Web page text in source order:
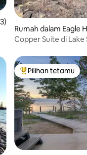
purata 4.98 daripada 5,
Rumah dalam Eagle
Copper Suite di
Pilihan utama
Pilihan tetamu